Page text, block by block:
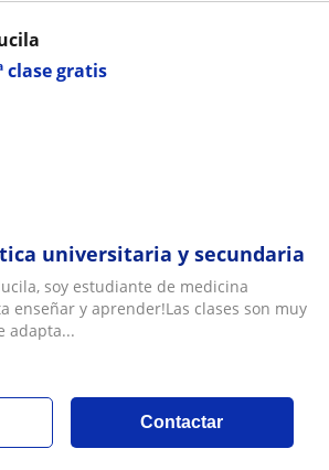
clase gratis
universitaria y secundaria
soy estudiante de medicina
enseñar y aprender!Las clases son muy
adapta...
Contactar